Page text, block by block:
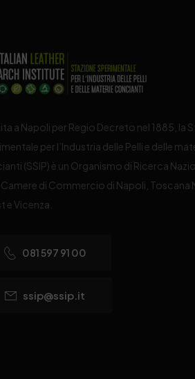
a Napoli per Regio Decreto nel 1885, la
per l’Industria delle Pelli e delle
(SSIP) è un Organismo di Ricerca
Camere di Commercio di Napoli, Toscana
e Vicenza.
081 597 91 00
ssip@ssip.it